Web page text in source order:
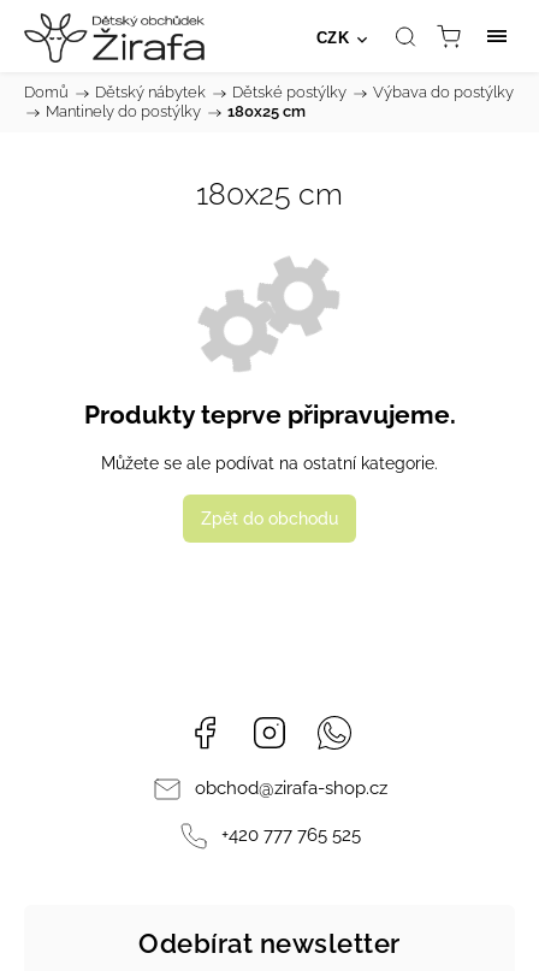
CZK
Domů / Dětský nábytek / Dětské postýlky /
Výbava do postýlky
/
Mantinely do postýlky / 180x25 cm
180x25 cm
Produkty teprve připravujeme.
Můžete se ale podívat na ostatní kategorie.
Zpět do obchodu
Facebook Instagram
obchod@zirafa-shop.cz
+420 777 765 525
Odebírat newsletter